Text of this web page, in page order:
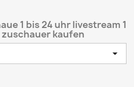
1 bis 24 uhr livestream 1
kaufen
